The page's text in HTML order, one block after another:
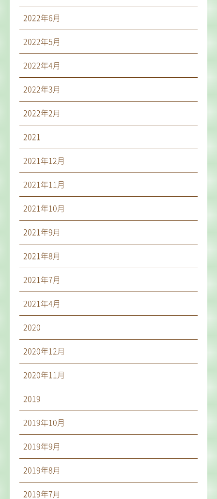
2022年6月
2022年5月
2022年4月
2022年3月
2022年2月
2021
2021年12月
2021年11月
2021年10月
2021年9月
2021年8月
2021年7月
2021年4月
2020
2020年12月
2020年11月
2019
2019年10月
2019年9月
2019年8月
2019年7月